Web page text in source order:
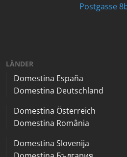
Postgasse
LÄNDER
Domestina España
Domestina Deutschland
Domestina Österreich
Domestina România
Domestina Slovenija